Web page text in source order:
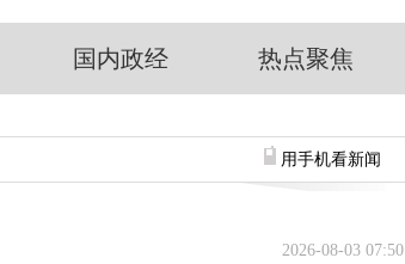
国内政经 热点聚焦
用手机看新闻
2026-08-03 07:50